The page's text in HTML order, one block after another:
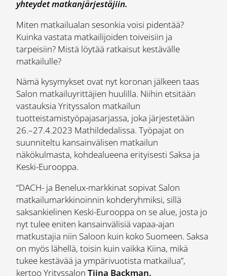
yhteydet matkanjärjestäjiin.
Miten matkailualan sesonkia voisi pidentää?
Kuinka vastata matkailijoiden toiveisiin ja
tarpeisiin? Mistä löytää ratkaisut kestävälle
matkailulle?
Nämä kysymykset ovat nyt koronan jälkeen taas
Salon matkailuyrittäjien huulilla. Niihin etsitään
vastauksia Yrityssalon matkailun
tuotteistamistyöpajasarjassa, joka järjestetään
26.–27.4.2023 Mathildedalissa. Työpajat on
suunniteltu kansainvälisen matkailun
näkökulmasta, kohdealueena erityisesti Saksa ja
Keski-Eurooppa.
“DACH- ja Benelux-markkinat sopivat Salon
matkailumarkkinoinnin kohderyhmiksi, sillä
saksankielinen Keski-Eurooppa on se alue, josta jo
nyt tulee eniten kansainvälisiä vapaa-ajan
matkustajia niin Saloon kuin koko Suomeen. Saksa
on myös lähellä, toisin kuin vaikka Kiina, mikä
tukee kestävää ja ympärivuotista matkailua”,
kertoo Yrityssalon Tiina Backman.